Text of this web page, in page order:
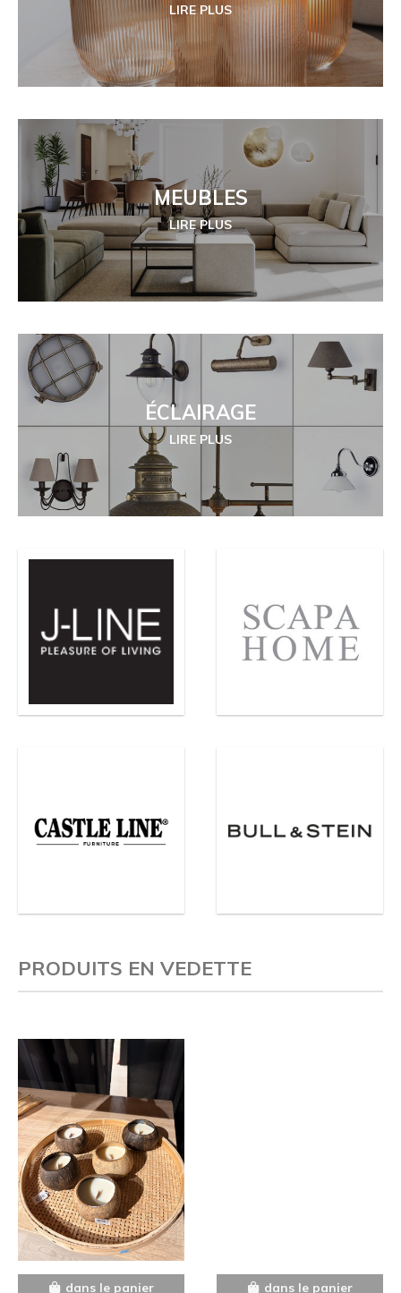
LIRE PLUS
MEUBLES
LIRE PLUS
ÉCLAIRAGE
LIRE PLUS
PRODUITS EN VEDETTE
dans le panier dans le panier